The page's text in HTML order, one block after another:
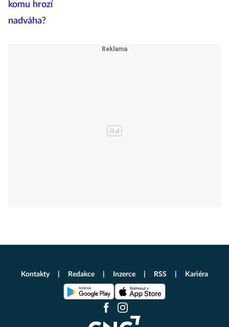
Kontakty Redakce Inzerce RSS Kariéra